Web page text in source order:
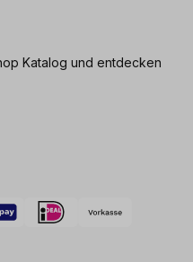
Katalog und entdecken